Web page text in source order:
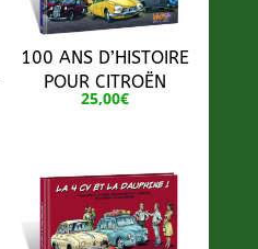
100 ANS D’HISTOIRE
POUR CITROËN
25,00€